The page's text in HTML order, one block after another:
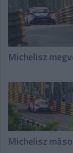
Michelisz
Michelisz